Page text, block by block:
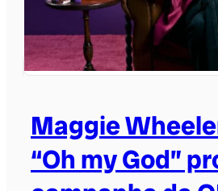
Maggie
“Oh my God”